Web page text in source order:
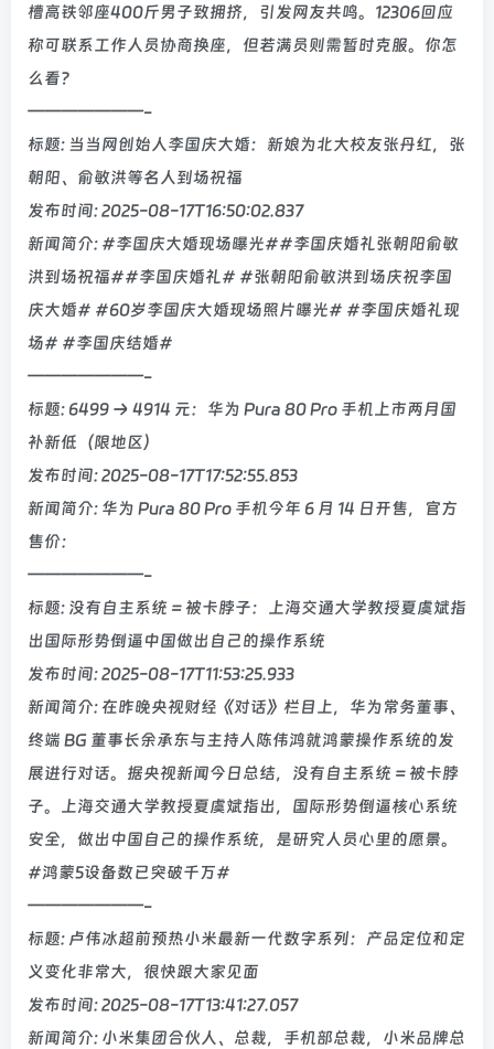
槽高铁邻座400斤男子致拥挤，引发网友共鸣。12306回应
称可联系工作人员协商换座，但若满员则需暂时克服。你怎
么看？
———————-
标题: 当当网创始人李国庆大婚：新娘为北大校友张丹红，张
朝阳、俞敏洪等名人到场祝福
发布时间: 2025-08-17T16:50:02.837
新闻简介: #李国庆大婚现场曝光##李国庆婚礼张朝阳俞敏
洪到场祝福##李国庆婚礼# #张朝阳俞敏洪到场庆祝李国
庆大婚# #60岁李国庆大婚现场照片曝光# #李国庆婚礼现
场# #李国庆结婚#
———————-
标题: 6499 → 4914 元：华为 Pura 80 Pro 手机上市两月国
补新低（限地区）
发布时间: 2025-08-17T17:52:55.853
新闻简介: 华为 Pura 80 Pro 手机今年 6 月 14 日开售，官方
售价：
———————-
标题: 没有自主系统 = 被卡脖子：上海交通大学教授夏虞斌指
出国际形势倒逼中国做出自己的操作系统
发布时间: 2025-08-17T11:53:25.933
新闻简介: 在昨晚央视财经《对话》栏目上，华为常务董事、
终端 BG 董事长余承东与主持人陈伟鸿就鸿蒙操作系统的发
展进行对话。据央视新闻今日总结，没有自主系统 = 被卡脖
子。上海交通大学教授夏虞斌指出，国际形势倒逼核心系统
安全，做出中国自己的操作系统，是研究人员心里的愿景。
#鸿蒙5设备数已突破千万#
———————-
标题: 卢伟冰超前预热小米最新一代数字系列：产品定位和定
义变化非常大，很快跟大家见面
发布时间: 2025-08-17T13:41:27.057
新闻简介: 小米集团合伙人、总裁，手机部总裁，小米品牌总